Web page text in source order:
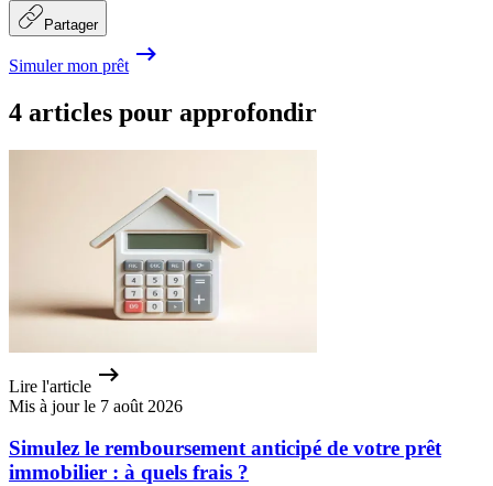
Partager
Simuler mon prêt
4 articles pour approfondir
Lire l'article
Mis à jour le 7 août 2026
Simulez le remboursement anticipé de votre prêt
immobilier : à quels frais ?